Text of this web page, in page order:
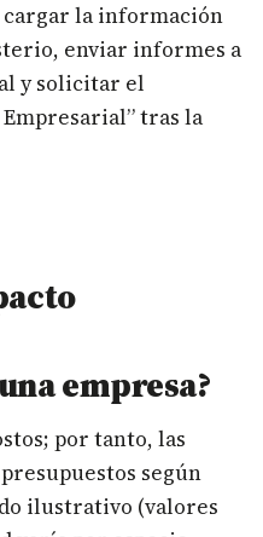
la información
enviar informes a
y solicitar el
tras la
empresa?
por tanto, las
según
ilustrativo (valores